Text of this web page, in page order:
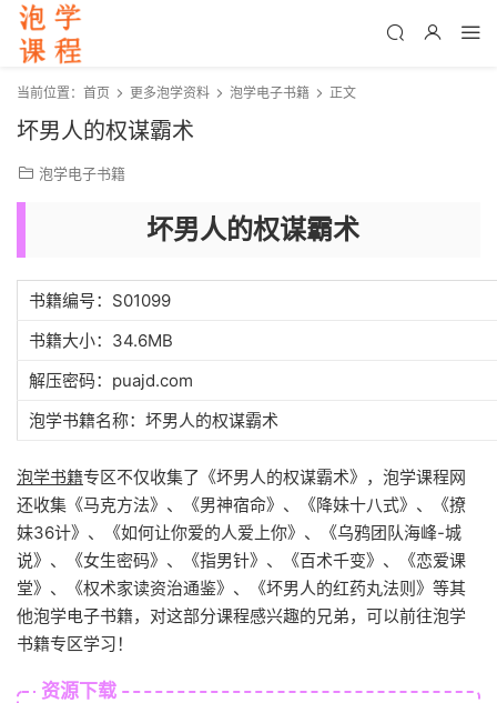
当前位置： 首页 更多泡学资料 泡学电子书籍 正文
坏男人的权谋霸术
泡学电子书籍
坏男人的权谋霸术
书籍编号：S01099
书籍大小：34.6MB
解压密码：puajd.com
泡学书籍名称：坏男人的权谋霸术
泡学书籍专区不仅收集了《坏男人的权谋霸术》，泡学课程网
还收集《马克方法》、《男神宿命》、《降妹十八式》、《撩
妹36计》、《如何让你爱的人爱上你》、《乌鸦团队海峰-城
说》、《女生密码》、《指男针》、《百术千变》、《恋爱课
堂》、《权术家读资治通鉴》、《坏男人的红药丸法则》等其
他泡学电子书籍，对这部分课程感兴趣的兄弟，可以前往泡学
书籍专区学习！
资源下载